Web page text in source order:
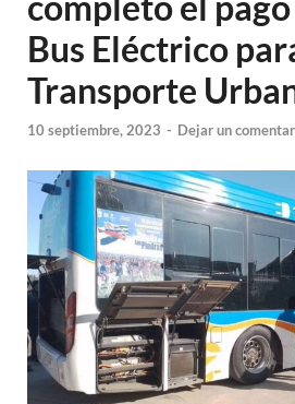
Bus Eléctrico
Transporte
10 septiembre, 2023 - Dejar un